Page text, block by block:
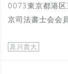
0073東京都港
京司法書士会会
及川貴大